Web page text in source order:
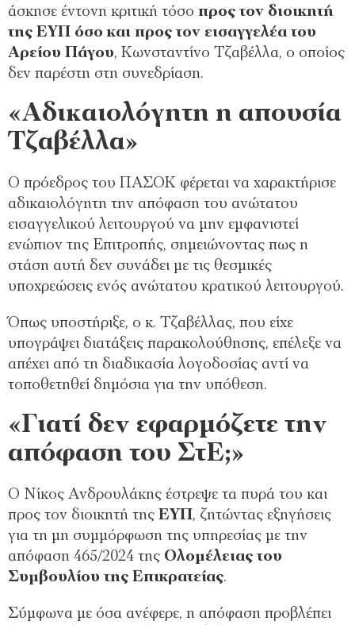
άσκησε έντονη κριτική τόσο προς τον διοικητή
της ΕΥΠ όσο και προς τον εισαγγελέα του
Αρείου Πάγου, Κωνσταντίνο Τζαβέλλα, ο οποίος
δεν παρέστη στη συνεδρίαση.
«Αδικαιολόγητη η απουσία
Τζαβέλλα»
Ο πρόεδρος του ΠΑΣΟΚ φέρεται να χαρακτήρισε
αδικαιολόγητη την απόφαση του ανώτατου
εισαγγελικού λειτουργού να μην εμφανιστεί
ενώπιον της Επιτροπής, σημειώνοντας πως η
στάση αυτή δεν συνάδει με τις θεσμικές
υποχρεώσεις ενός ανώτατου κρατικού λειτουργού.
Όπως υποστήριξε, ο κ. Τζαβέλλας, που είχε
υπογράψει διατάξεις παρακολούθησης, επέλεξε να
απέχει από τη διαδικασία λογοδοσίας αντί να
τοποθετηθεί δημόσια για την υπόθεση.
«Γιατί δεν εφαρμόζετε την
απόφαση του ΣτΕ;»
Ο Νίκος Ανδρουλάκης έστρεψε τα πυρά του και
προς τον διοικητή της ΕΥΠ, ζητώντας εξηγήσεις
για τη μη συμμόρφωση της υπηρεσίας με την
απόφαση 465/2024 της Ολομέλειας του
Συμβουλίου της Επικρατείας.
Σύμφωνα με όσα ανέφερε, η απόφαση προβλέπει